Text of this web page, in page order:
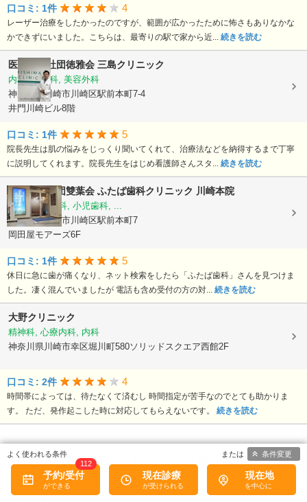
口コミ: 1件 4
レーザー治療をしたかったのですが、範囲が広かったために怖さもありなかな
かできずにいました。こちらは、最寄りの駅で家から近... 続きを読む
医療法人社団徳雅会 三島クリニック
内科, 皮膚科, 美容外科
神奈川県川崎市川崎区駅前本町7-4
井門川崎ビル8階
口コミ: 1件 5
院長先生は肌の悩みをじっくり聞いてくれて、治療法などを納得するまで丁寧
に説明してくれます。院長先生をはじめ看護師さんスタ... 続きを読む
医療法人社団雙葉会 ふたば歯科クリニック 川崎本院
歯科, 矯正歯科, 小児歯科, ...
神奈川県川崎市川崎区駅前本町7
岡田屋モアーズ6F
口コミ: 1件 5
休日に急に歯が痛くなり、ネット検索をしたら「ふたば歯科」さんを見つけま
した。凄く混んでいましたが 電話も含め受付の方の対... 続きを読む
大野クリニック
精神科, 心療内科, 内科
神奈川県川崎市幸区堀川町580ソリッドスクエア西館2F
口コミ: 2件 4
時間帯によっては、待たなくて済むし 時間指定が苦手なのでとても助かりま
す。 ただ、発作起こした時に対応してもらえないです。 続きを読む
【病院なびドクタビュー】ドクター取材記事
予約/受付
112
現在診療 現在地
条件変更